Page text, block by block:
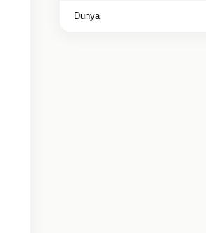
Dunya